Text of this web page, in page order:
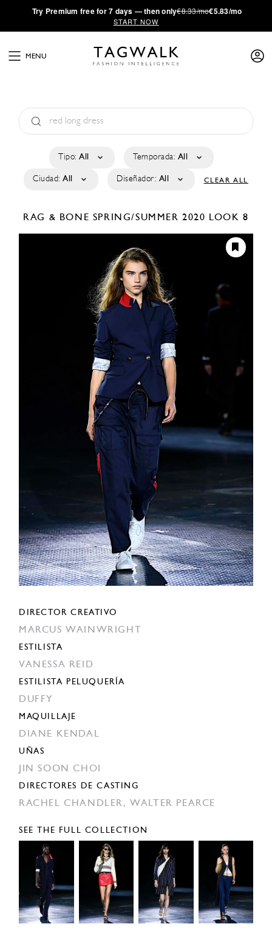
·Try Premium free for 7 days — then only€8.33/mo€5.83/mo
START NOW
MENU
Tipo: All Temporada: All
Ciudad: All Diseñador: All CLEAR ALL
RAG & BONE SPRING/SUMMER 2020 LOOK 8
DIRECTOR CREATIVO
MARCUS WAINWRIGHT
ESTILISTA
VANESSA REID
ESTILISTA PELUQUERÍA
DUFFY
MAQUILLAJE
DIANE KENDAL
UÑAS
JIN SOON CHOI
DIRECTORES DE CASTING
RACHEL CHANDLER,WALTER PEARCE
SEE THE FULL COLLECTION